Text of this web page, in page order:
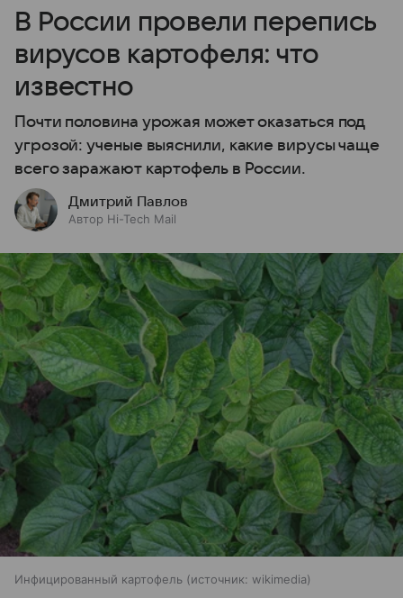
В России провели перепись
вирусов картофеля: что
известно
Почти половина урожая может оказаться под
угрозой: ученые выяснили, какие вирусы чаще
всего заражают картофель в России.
Дмитрий Павлов
Автор Hi-Tech Mail
Инфицированный картофель источник: wikimedia